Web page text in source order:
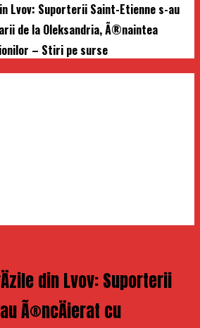
Lvov: Suporterii Saint-Etienne s-au
de la Oleksandria, Ã®naintea
– Stiri pe surse
din Lvov: Suporterii
Ã®ncÄierat cu